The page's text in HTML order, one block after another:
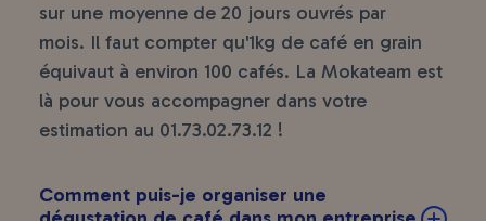
sur une moyenne de 20 jours ouvrés par
mois. Il faut compter qu'1kg de café en grain
équivaut à environ 100 cafés. La Mokateam est
là pour vous accompagner dans votre
estimation au 01.73.02.73.12 !
Comment puis-je organiser une